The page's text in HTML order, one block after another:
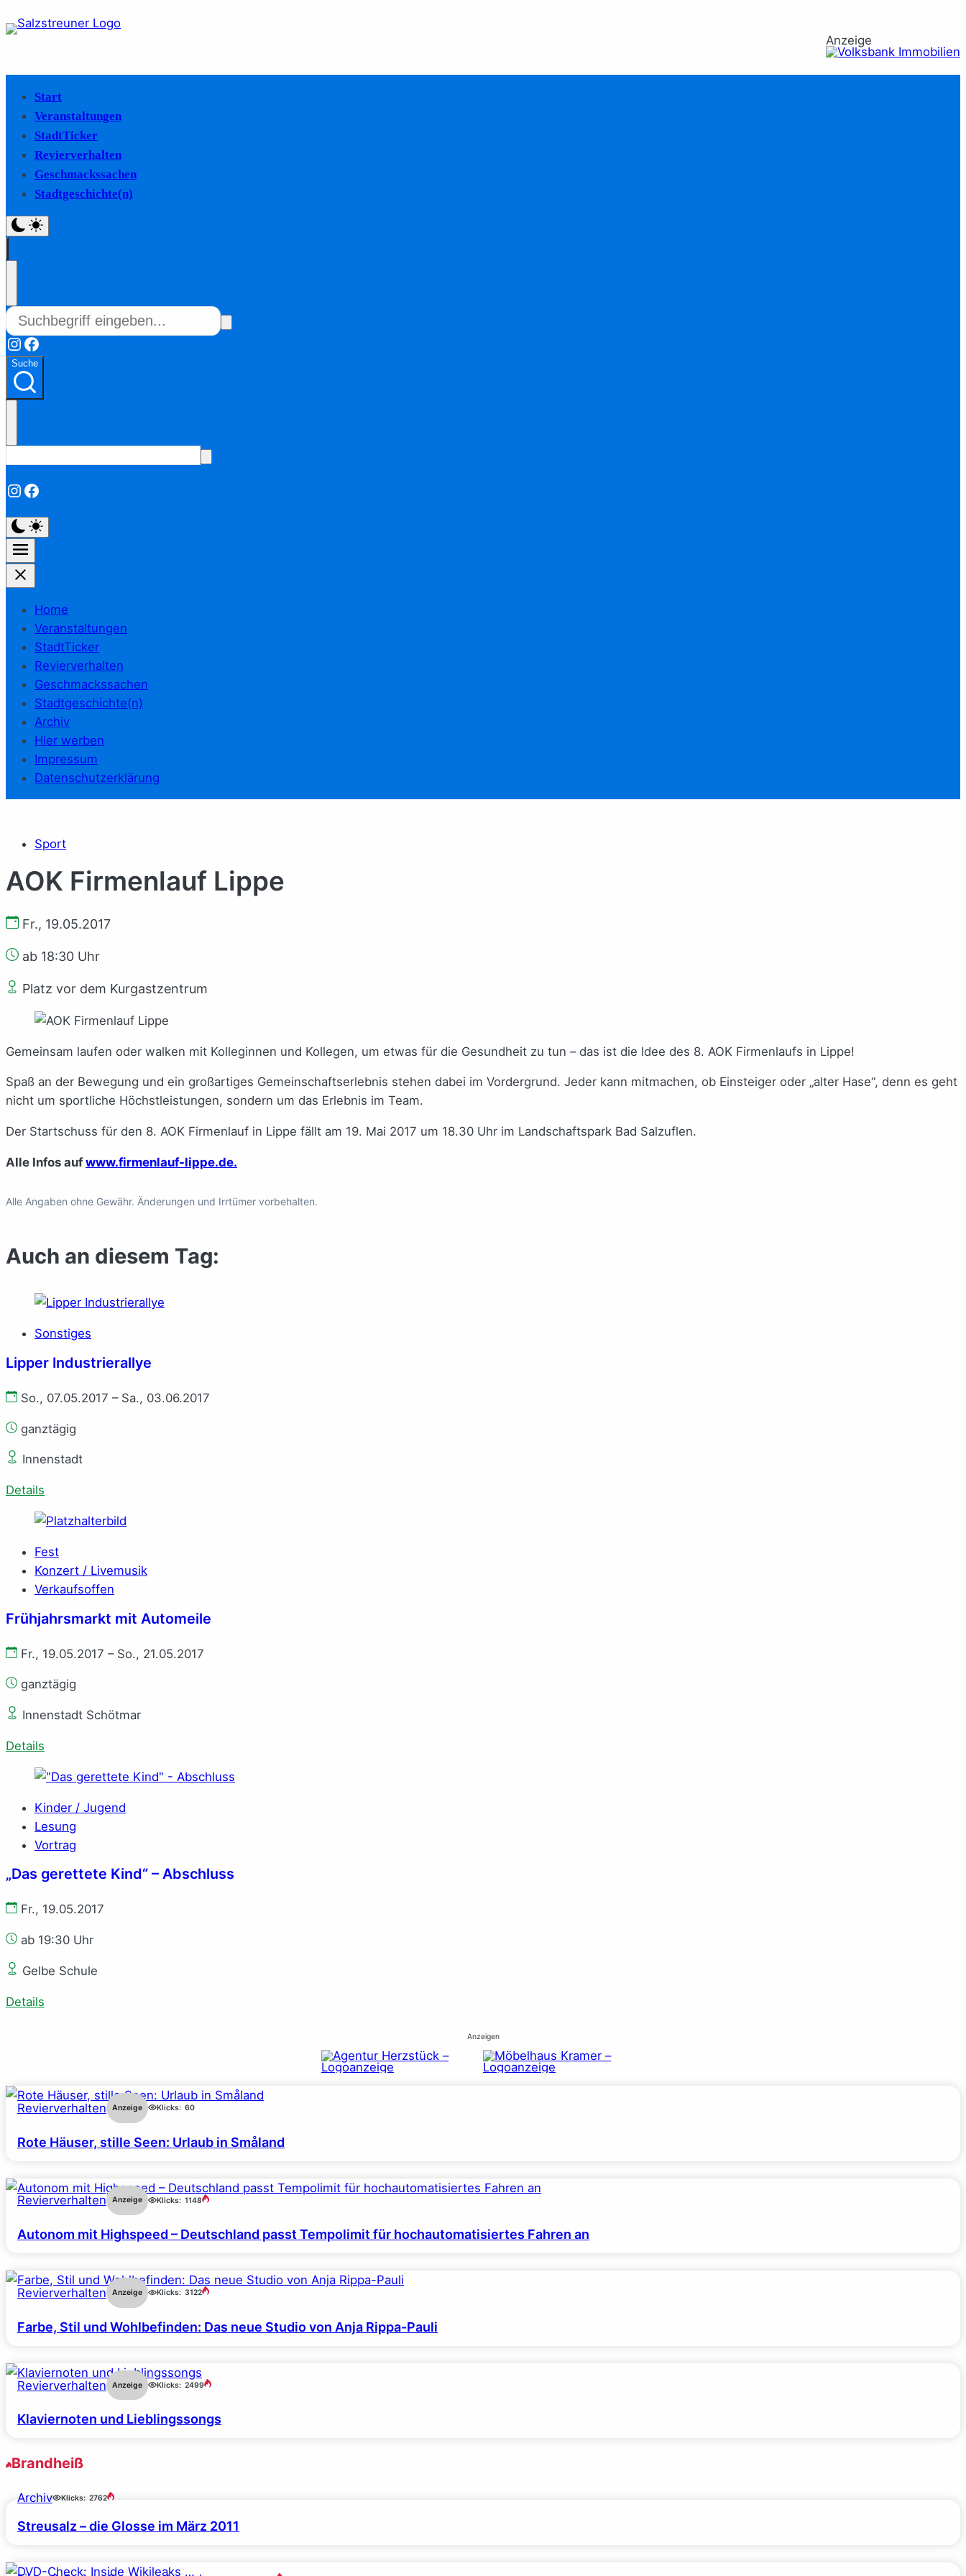
Anzeige
Start
Veranstaltungen
StadtTicker
Revierverhalten
Geschmackssachen
Stadtgeschichte(n)
Instagram
Facebook
Suche
Instagram
Facebook
Home
Veranstaltungen
StadtTicker
Revierverhalten
Geschmackssachen
Stadtgeschichte(n)
Archiv
Hier werben
Impressum
Datenschutzerklärung
Sport
AOK Firmenlauf Lippe
Fr., 19.05.2017
ab 18:30 Uhr
Platz vor dem Kurgastzentrum
Gemeinsam laufen oder walken mit Kolleginnen und Kollegen, um etwas für die Gesundheit zu tun – das ist die Idee des 8. AOK Firmenlaufs in Lippe!
Spaß an der Bewegung und ein großartiges Gemeinschaftserlebnis stehen dabei im Vordergrund. Jeder kann mitmachen, ob Einsteiger oder „alter Hase“, denn es geht
nicht um sportliche Höchstleistungen, sondern um das Erlebnis im Team.
Der Startschuss für den 8. AOK Firmenlauf in Lippe fällt am 19. Mai 2017 um 18.30 Uhr im Landschaftspark Bad Salzuflen.
Alle Infos aufwww.firmenlauf-lippe.de.
Alle Angaben ohne Gewähr. Änderungen und Irrtümer vorbehalten.
Auch an diesem Tag:
Sonstiges
Lipper Industrierallye
So., 07.05.2017 – Sa., 03.06.2017
ganztägig
Innenstadt
Details
Fest
Konzert / Livemusik
Verkaufsoffen
Frühjahrsmarkt mit Automeile
Fr., 19.05.2017 – So., 21.05.2017
ganztägig
Innenstadt Schötmar
Details
Kinder / Jugend
Lesung
Vortrag
„Das gerettete Kind“ – Abschluss
Fr., 19.05.2017
ab 19:30 Uhr
Gelbe Schule
Details
Anzeigen
Revierverhalten Anzeige Klicks: 60
Rote Häuser, stille Seen: Urlaub in Småland
Revierverhalten Anzeige Klicks: 1148
Autonom mit Highspeed – Deutschland passt Tempolimit für hochautomatisiertes Fahren an
Revierverhalten Anzeige Klicks: 3122
Farbe, Stil und Wohlbefinden: Das neue Studio von Anja Rippa-Pauli
Revierverhalten Anzeige Klicks: 2499
Klaviernoten und Lieblingssongs
Brandheiß
Archiv Klicks: 2762
Streusalz – die Glosse im März 2011